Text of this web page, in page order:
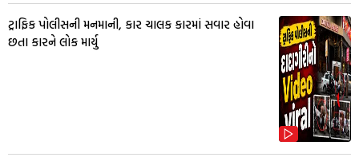
ટ્રાફિક પોલીસની મનમાની, કાર ચાલક કારમાં સવાર હોવા
છતા કારને લોક માર્યુ